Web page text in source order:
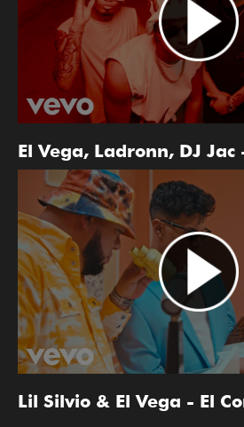
El Vega, Ladronn, DJ Jac
Lil Silvio & El Vega - El